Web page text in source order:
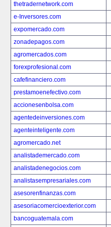
thetradernetwork.com
e-Inversores.com
expomercado.com
zonadepagos.com
agromercados.com
forexprofesional.com
cafefinanciero.com
prestamoenefectivo.com
accionesenbolsa.com
agentedeinversiones.com
agenteinteligente.com
agromercado.net
analistademercado.com
analistadenegocios.com
analistasempresariales.com
asesorenfinanzas.com
asesoriacomercioexterior.com
bancoguatemala.com